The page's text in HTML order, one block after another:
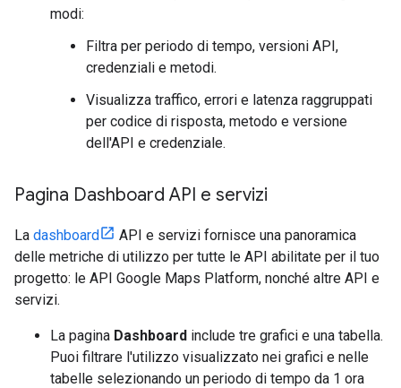
modi:
Filtra per periodo di tempo, versioni API,
credenziali e metodi.
Visualizza traffico, errori e latenza raggruppati
per codice di risposta, metodo e versione
dell'API e credenziale.
Pagina Dashboard API e servizi
La dashboard
API e servizi fornisce una panoramica
delle metriche di utilizzo per tutte le API abilitate per il tuo
progetto: le API Google Maps Platform, nonché altre API e
servizi.
La pagina Dashboard include tre grafici e una tabella.
Puoi filtrare l'utilizzo visualizzato nei grafici e nelle
tabelle selezionando un periodo di tempo da 1 ora